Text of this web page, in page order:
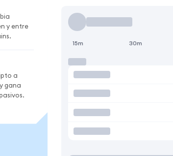
y entre
a
gana
15m 30m